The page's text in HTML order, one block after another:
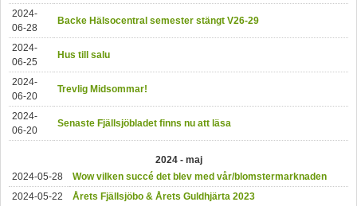
2024-
06-28
Backe Hälsocentral semester stängt V26-29
2024-
06-25
Hus till salu
2024-
06-20
Trevlig Midsommar!
2024-
06-20
Senaste Fjällsjöbladet finns nu att läsa
2024 - maj
2024-05-28
Wow vilken succé det blev med vår/blomstermarknaden
2024-05-22
Årets Fjällsjöbo & Årets Guldhjärta 2023